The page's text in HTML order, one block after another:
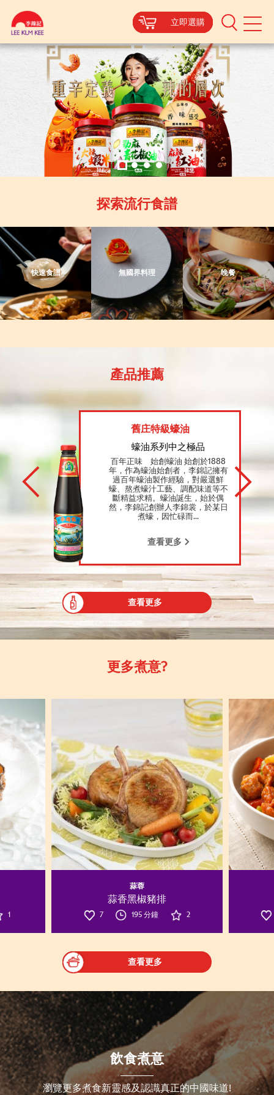
立即選購
Mobile
立即選購
立即選購
立即選購
Authentic
探索流行食譜
快速食譜 無國界料理 晚餐
產品推薦
舊庄特級蠔油
蠔油系列中之極品
百年正味 始創蠔油 始創於1888
年，作為蠔油始創者，李錦記擁有
過百年蠔油製作經驗，對嚴選鮮
蠔、熬煮蠔汁工藝、調配味道等不
斷精益求精。蠔油誕生，始於偶
然，李錦記創辦人李錦裳，於某日
煮蠔，因忙碌而...
查看更多
查看更多
更多煮意?
1
蒜蓉
蒜香黑椒豬排
7 195 分鐘 2
查看更多
飲食煮意
瀏覽更多煮食新靈感及認識真正的中國味道!